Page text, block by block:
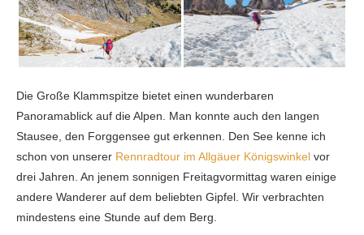
Die Große Klammspitze bietet einen wunderbaren
Panoramablick auf die Alpen. Man konnte auch den langen
Stausee, den Forggensee gut erkennen. Den See kenne ich
schon von unserer Rennradtour im Allgäuer Königswinkel vor
drei Jahren. An jenem sonnigen Freitagvormittag waren einige
andere Wanderer auf dem beliebten Gipfel. Wir verbrachten
mindestens eine Stunde auf dem Berg.